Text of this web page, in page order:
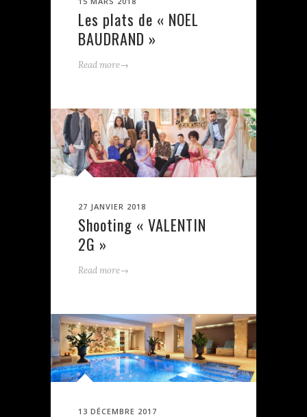
Les plats de « NOEL
BAUDRAND »
Read more→
27 JANVIER 2018
Shooting « VALENTIN
2G »
Read more→
13 DÉCEMBRE 2017